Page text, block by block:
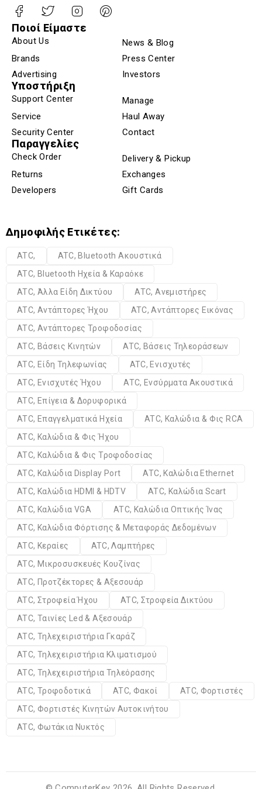
Ποιοί Είμαστε
About Us
News & Blog
Brands
Press Center
Advertising
Investors
Υποστήριξη
Support Center
Manage
Service
Haul Away
Security Center
Contact
Παραγγελίες
Check Order
Delivery & Pickup
Returns
Exchanges
Developers
Gift Cards
Δημοφιλής Ετικέτες:
ATC,
ATC, Bluetooth Ακουστικά
ATC, Bluetooth Ηχεία & Καραόκε
ATC, Άλλα Είδη Δικτύου
ATC, Ανεμιστήρες
ATC, Αντάπτορες Ήχου
ATC, Αντάπτορες Εικόνας
ATC, Αντάπτορες Τροφοδοσίας
ATC, Βάσεις Κινητών
ATC, Βάσεις Τηλεοράσεων
ATC, Είδη Τηλεφωνίας
ATC, Ενισχυτές
ATC, Ενισχυτές Ήχου
ATC, Ενσύρματα Ακουστικά
ATC, Επίγεια & Δορυφορικά
ATC, Επαγγελματικά Ηχεία
ATC, Καλώδια & Φις RCA
ATC, Καλώδια & Φις Ήχου
ATC, Καλώδια & Φις Τροφοδοσίας
ATC, Καλώδια Display Port
ATC, Καλώδια Ethernet
ATC, Καλώδια HDMI & HDTV
ATC, Καλώδια Scart
ATC, Καλώδια VGA
ATC, Καλώδια Οπτικής Ίνας
ATC, Καλώδια Φόρτισης & Μεταφοράς Δεδομένων
ATC, Κεραίες
ATC, Λαμπτήρες
ATC, Μικροσυσκευές Κουζίνας
ATC, Προτζέκτορες & Αξεσουάρ
ATC, Στροφεία Ήχου
ATC, Στροφεία Δικτύου
ATC, Ταινίες Led & Αξεσουάρ
ATC, Τηλεχειριστήρια Γκαράζ
ATC, Τηλεχειριστήρια Κλιματισμού
ATC, Τηλεχειριστήρια Τηλεόρασης
ATC, Τροφοδοτικά
ATC, Φακοί
ATC, Φορτιστές
ATC, Φορτιστές Κινητών Αυτοκινήτου
ATC, Φωτάκια Νυκτός